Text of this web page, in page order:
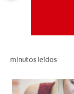
minutos leídos